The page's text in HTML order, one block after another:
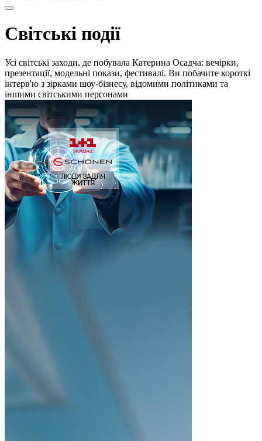
Світські події
Усі світські заходи, де побувала Катерина Осадча: вечірки,
презентації, модельні покази, фестивалі. Ви побачите короткі
інтерв'ю з зірками шоу-бізнесу, відомими політиками та
іншими світськими персонами